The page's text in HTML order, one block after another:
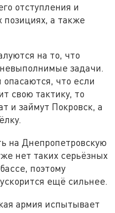
отступления и
позициях, а также
на то, что
задачи.
что если
свою тактику, то
и займут Покровск, а
на Днепропетровскую
нет таких серьёзных
поэтому
ещё сильнее.
армия испытывает